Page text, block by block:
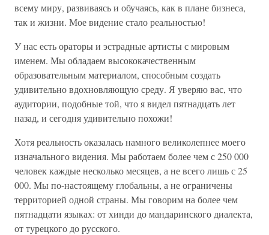
всему миру, развиваясь и обучаясь, как в плане бизнеса,
так и жизни. Мое видение стало реальностью!
У нас есть ораторы и эстрадные артисты с мировым
именем. Мы обладаем высококачественным
образовательным материалом, способным создать
удивительно вдохновляющую среду. Я уверяю вас, что
аудитории, подобные той, что я видел пятнадцать лет
назад, и сегодня удивительно похожи!
Хотя реальность оказалась намного великолепнее моего
изначального видения. Мы работаем более чем с 250 000
человек каждые несколько месяцев, а не всего лишь с 25
000. Мы по-настоящему глобальны, а не ограничены
территорией одной страны. Мы говорим на более чем
пятнадцати языках: от хинди до мандаринского диалекта,
от турецкого до русского.